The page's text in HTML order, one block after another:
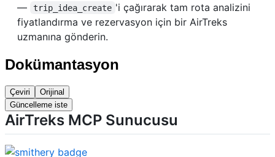
—
trip_idea_create 'i çağırarak tam rota analizini
fiyatlandırma ve rezervasyon için bir AirTreks
uzmanına gönderin.
Dokümantasyon
Çeviri
Orijinal
Güncelleme iste
AirTreks MCP Sunucusu